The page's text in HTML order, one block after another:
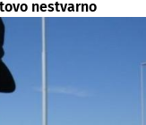
nestvarno